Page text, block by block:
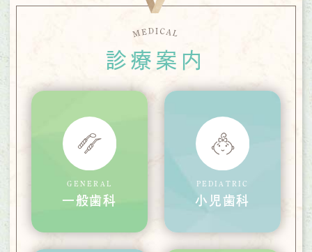
MEDI CA L
診療案内
GENERAL
一般歯科
PEDIATRIC
小児歯科